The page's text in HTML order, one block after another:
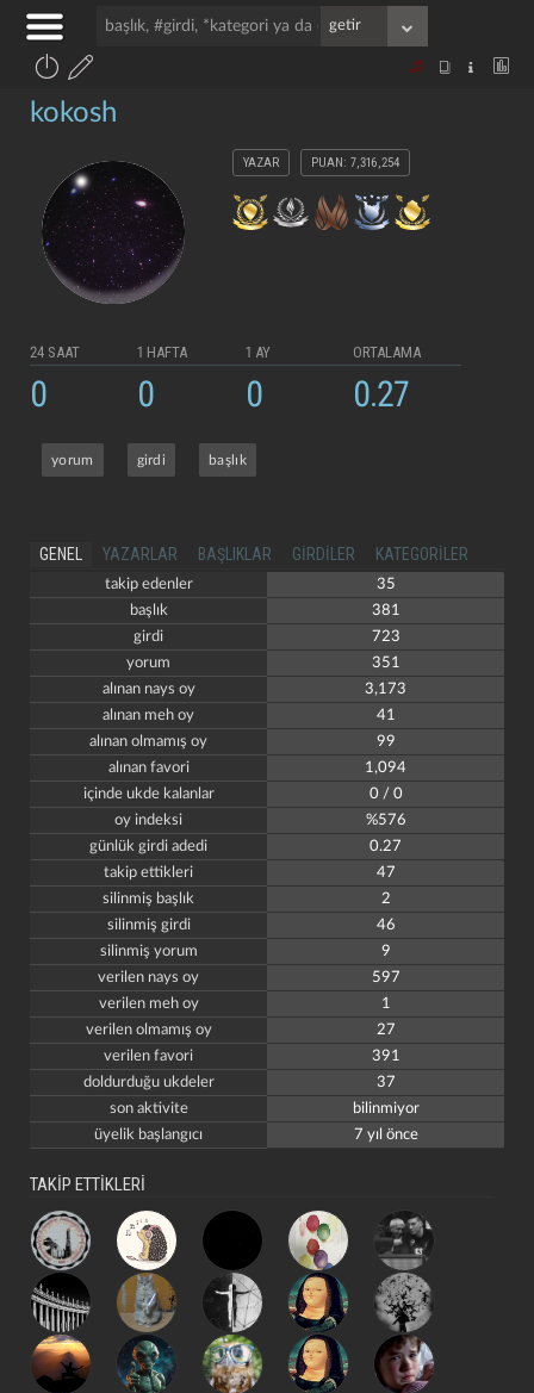
kokosh
YAZAR PUAN: 7,316,254
24 SAAT
0
1 HAFTA
0
1 AY
0
ORTALAMA
0.27
yorum girdi başlık
GENEL YAZARLAR BAŞLIKLAR GIRDILER KATEGORILER
takip edenler
35
başlık
381
girdi
723
yorum
351
alınan nays oy
3,173
alınan meh oy
41
alınan olmamış oy
99
alınan favori
1,094
içinde ukde kalanlar
0 / 0
oy indeksi
%576
günlük girdi adedi
0.27
takip ettikleri
47
silinmiş başlık
2
silinmiş girdi
46
silinmiş yorum
9
verilen nays oy
597
verilen meh oy
1
verilen olmamış oy
27
verilen favori
391
doldurduğu ukdeler
37
son aktivite
bilinmiyor
üyelik başlangıcı
7 yıl önce
TAKİP ETTİKLERİ